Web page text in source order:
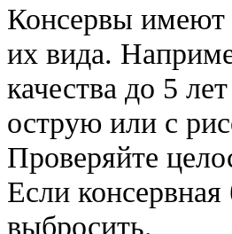
Консервы имеют
их вида.
качества до 5
острую или с
Проверяйте
Если
выбросить.